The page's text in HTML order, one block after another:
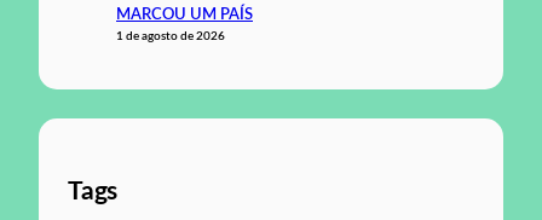
MARCOU UM PAÍS
1 de agosto de 2026
Tags